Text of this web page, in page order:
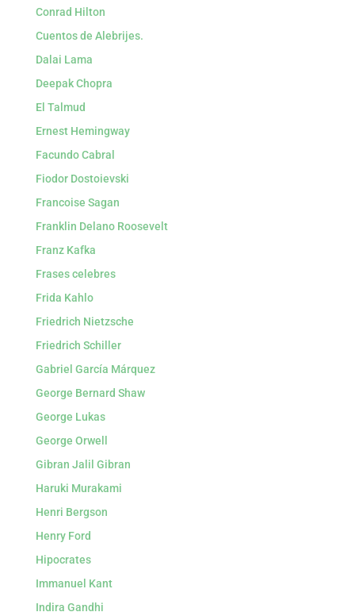
Conrad Hilton
Cuentos de Alebrijes.
Dalai Lama
Deepak Chopra
El Talmud
Ernest Hemingway
Facundo Cabral
Fiodor Dostoievski
Francoise Sagan
Franklin Delano Roosevelt
Franz Kafka
Frases celebres
Frida Kahlo
Friedrich Nietzsche
Friedrich Schiller
Gabriel García Márquez
George Bernard Shaw
George Lukas
George Orwell
Gibran Jalil Gibran
Haruki Murakami
Henri Bergson
Henry Ford
Hipocrates
Immanuel Kant
Indira Gandhi